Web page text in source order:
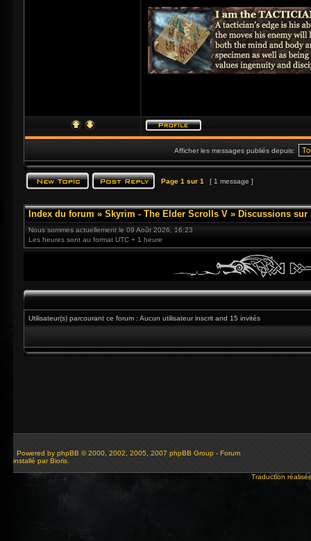
Afficher les messages publiés depuis:
Page 1 sur 1 [ 1 message ]
Index du forum » Skyrim - The Elder Scrolls V » Discussions sur
Nous sommes actuellement le 09 Août 2026, 16:23
Les heures sont au format UTC + 1 heure
Utilisateur(s) parcourant ce forum : Aucun utilisateur inscrit and 15 invités
Powered by phpBB © 2000, 2002, 2005, 2007 phpBB Group - Forum
installé par Bioris.
Traduction